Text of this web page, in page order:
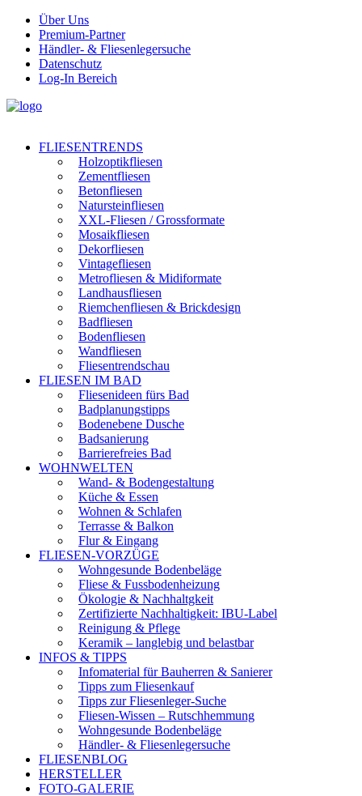
Über Uns
Premium-Partner
Händler- & Fliesenlegersuche
Datenschutz
Log-In Bereich
FLIESENTRENDS
Holzoptikfliesen
Zementfliesen
Betonfliesen
Natursteinfliesen
XXL-Fliesen / Grossformate
Mosaikfliesen
Dekorfliesen
Vintagefliesen
Metrofliesen & Midiformate
Landhausfliesen
Riemchenfliesen & Brickdesign
Badfliesen
Bodenfliesen
Wandfliesen
Fliesentrendschau
FLIESEN IM BAD
Fliesenideen fürs Bad
Badplanungstipps
Bodenebene Dusche
Badsanierung
Barrierefreies Bad
WOHNWELTEN
Wand- & Bodengestaltung
Küche & Essen
Wohnen & Schlafen
Terrasse & Balkon
Flur & Eingang
FLIESEN-VORZÜGE
Wohngesunde Bodenbeläge
Fliese & Fussbodenheizung
Ökologie & Nachhaltgkeit
Zertifizierte Nachhaltigkeit: IBU-Label
Reinigung & Pflege
Keramik – langlebig und belastbar
INFOS & TIPPS
Infomaterial für Bauherren & Sanierer
Tipps zum Fliesenkauf
Tipps zur Fliesenleger-Suche
Fliesen-Wissen – Rutschhemmung
Wohngesunde Bodenbeläge
Händler- & Fliesenlegersuche
FLIESENBLOG
HERSTELLER
FOTO-GALERIE